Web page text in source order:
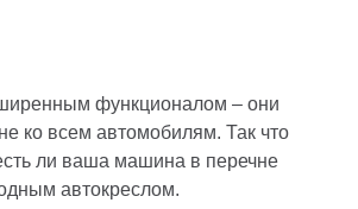
функционалом – они
ко всем автомобилям. Так что
ли ваша машина в перечне
автокреслом.